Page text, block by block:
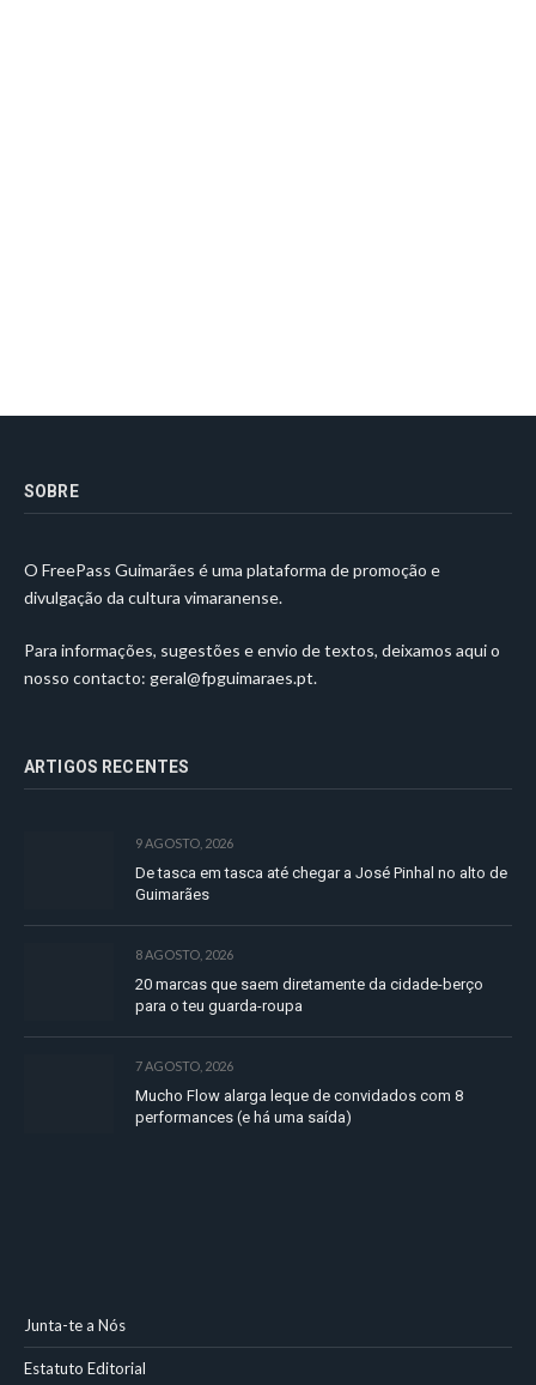
SOBRE
O FreePass Guimarães é uma plataforma de promoção e
divulgação da cultura vimaranense.
Para informações, sugestões e envio de textos, deixamos aqui o
nosso contacto: geral@fpguimaraes.pt.
ARTIGOS RECENTES
9 AGOSTO, 2026
De tasca em tasca até chegar a José Pinhal no alto de
Guimarães
8 AGOSTO, 2026
20 marcas que saem diretamente da cidade-berço
para o teu guarda-roupa
7 AGOSTO, 2026
Mucho Flow alarga leque de convidados com 8
performances (e há uma saída)
Junta-te a Nós
Estatuto Editorial